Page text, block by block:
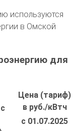
используются
в Омской
для
Цена (тариф)
в руб./кВтч
с 01.07.2025